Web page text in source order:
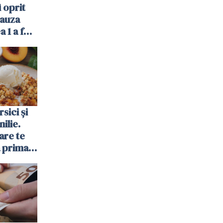
oprit
a fost
și
te
prima